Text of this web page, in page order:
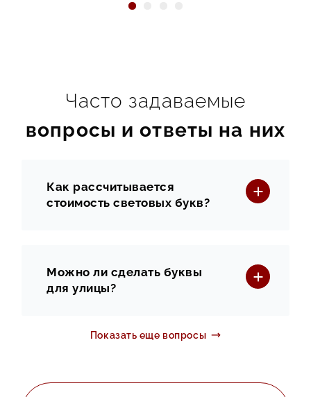
Часто задаваемые
вопросы и ответы на них
Как рассчитывается
стоимость световых букв?
Можно ли сделать буквы
для улицы?
Показать еще вопросы